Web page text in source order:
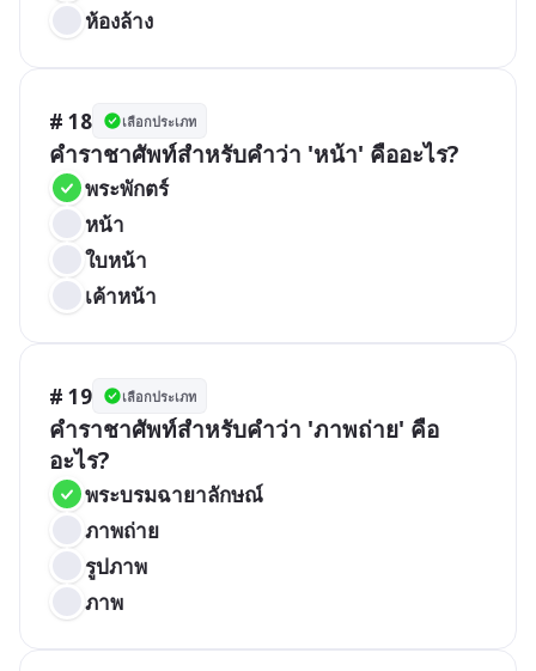
ห้องล้าง
# 18 เลือกประเภท
คำราชาศัพท์สำหรับคำว่า 'หน้า' คืออะไร?
พระพักตร์
หน้า
ใบหน้า
เค้าหน้า
# 19 เลือกประเภท
คำราชาศัพท์สำหรับคำว่า 'ภาพถ่าย' คือ
อะไร?
พระบรมฉายาลักษณ์
ภาพถ่าย
รูปภาพ
ภาพ